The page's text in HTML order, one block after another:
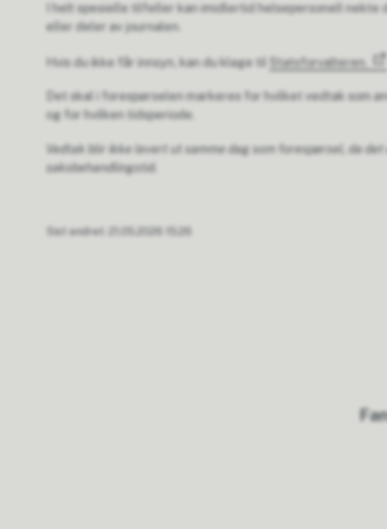
I helt spesielle tilfeller kan imidlertid helsepersonell nekte
eller deler av journalen.
Hvis du ikke får innsyn, kan du klage til Statsforvalteren.
Det skal i forespørselen markeres for hvilket vedtak som
og for hvilken tidsperiode.
Vedtak blir ikke levert ut samme dag som forespørsel, da det
saksbehandlingstid.
Sist endret 21.05.2026 15:26